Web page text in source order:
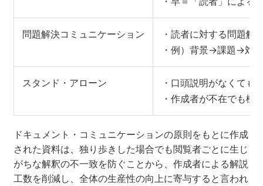
問題解決コミュニケーション
・読者に対する問題解
・例）背景→課題→対
スタンド・アローン
・口頭説明がなくても
・作成者が不在でも機
ドキュメント・コミュニケーションの原則をもとに作成
された資料は、独り歩きした場合でも閲覧者ごとに生じ
がちな解釈の不一致を防ぐことから、作成者による解説
工数を削減し、全体の生産性の向上に寄与すると言われ